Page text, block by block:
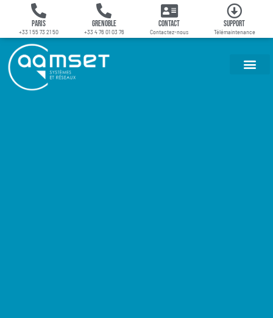
Paris
+33 1 55 73 21 50
Grenoble
+33 4 76 01 03 76
Contact
Contactez-nous
Support
Télémaintenance